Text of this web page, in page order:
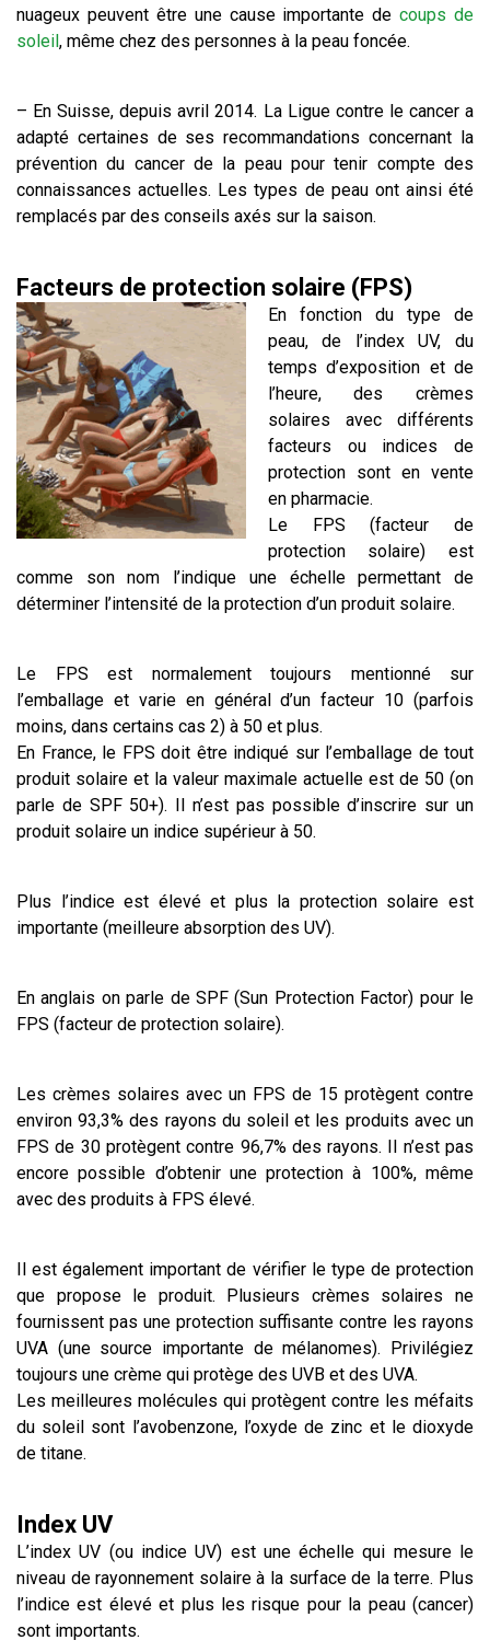
nuageux peuvent être une cause importante decoups de
soleil, même chez des personnes à la peau foncée.
– En Suisse, depuis avril 2014. La Ligue contre le cancer a
adapté certaines de ses recommandations concernant la
prévention du cancer de la peau pour tenir compte des
connaissances actuelles. Les types de peau ont ainsi été
remplacés par des conseils axés sur la saison.
Facteurs de protection solaire (FPS)
En fonction du type de
peau, de l’index UV, du
temps d’exposition et de
l’heure, des crèmes
solaires avec différents
facteurs ou indices de
protection sont en vente
en pharmacie.
Le FPS (facteur de
protection solaire) est
comme son nom l’indique une échelle permettant de
déterminer l’intensité de la protection d’un produit solaire.
Le FPS est normalement toujours mentionné sur
l’emballage et varie en général d’un facteur 10 (parfois
moins, dans certains cas 2) à 50 et plus.
En France, le FPS doit être indiqué sur l’emballage de tout
produit solaire et la valeur maximale actuelle est de 50 (on
parle de SPF 50+). Il n’est pas possible d’inscrire sur un
produit solaire un indice supérieur à 50.
Plus l’indice est élevé et plus la protection solaire est
importante (meilleure absorption des UV).
En anglais on parle de SPF (Sun Protection Factor) pour le
FPS (facteur de protection solaire).
Les crèmes solaires avec un FPS de 15 protègent contre
environ 93,3% des rayons du soleil et les produits avec un
FPS de 30 protègent contre 96,7% des rayons. Il n’est pas
encore possible d’obtenir une protection à 100%, même
avec des produits à FPS élevé.
Il est également important de vérifier le type de protection
que propose le produit. Plusieurs crèmes solaires ne
fournissent pas une protection suffisante contre les rayons
UVA (une source importante de mélanomes). Privilégiez
toujours une crème qui protège des UVB et des UVA.
Les meilleures molécules qui protègent contre les méfaits
du soleil sont l’avobenzone, l’oxyde de zinc et le dioxyde
de titane.
Index UV
L’index UV (ou indice UV) est une échelle qui mesure le
niveau de rayonnement solaire à la surface de la terre. Plus
l’indice est élevé et plus les risque pour la peau (cancer)
sont importants.